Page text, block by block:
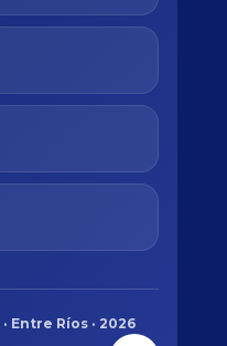
· Entre Ríos · 2026